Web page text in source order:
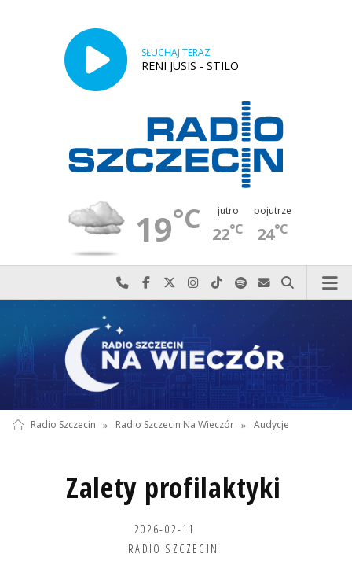
SŁUCHAJ TERAZ
RENI JUSIS - STILO
19°C jutro
22°C
pojutrze
24°C
Najlepiej po prostu do nas zadzwoń
Odwiedź nas na Facebook-u
Odwiedź nas na X
Odwiedź nas na Instagram-ie
Odwiedź nas na TikTok-u
Szukaj nas na Spotify
Wyślij do nas
Szukaj
Radio Szczecin » Radio Szczecin Na Wieczór » Audycje
Zalety profilaktyki
2026-02-11
RADIO SZCZECIN